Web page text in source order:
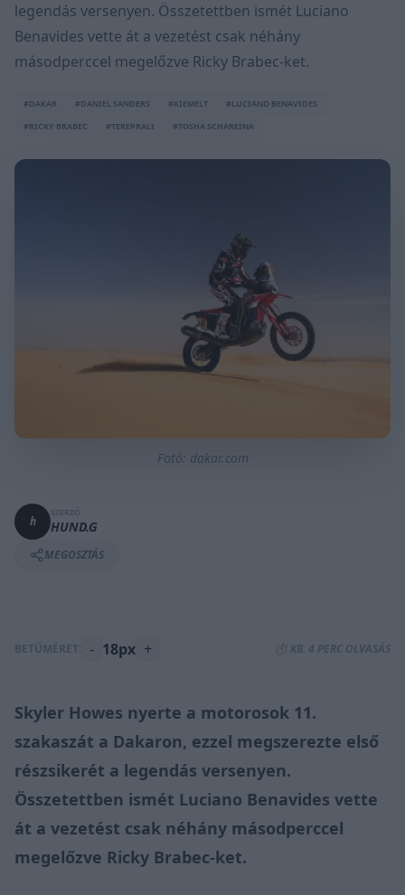
legendás versenyen. Összetettben ismét Luciano
Benavides vette át a vezetést csak néhány
másodperccel megelőzve Ricky Brabec-ket.
#DAKAR #DANIEL SANDERS #KIEMELT
#LUCIANO BENAVIDES
#RICKY BRABEC
#TEREPRALI #TOSHA SCHAREINA
Fotó: dakar.com
h HUND.G
MEGOSZTÁS
BETŰMÉRET: - 18px + ⏱️ KB. 4 PERC OLVASÁS
Skyler Howes nyerte a motorosok 11.
szakaszát a Dakaron, ezzel megszerezte első
részsikerét a legendás versenyen.
Összetettben ismét Luciano Benavides vette
át a vezetést csak néhány másodperccel
megelőzve Ricky Brabec-ket.